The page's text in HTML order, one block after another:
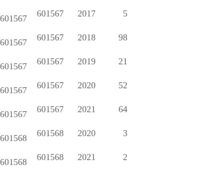
601567 601567 2017 5
601567 601567 2018 98
601567 601567 2019 21
601567 601567 2020 52
601567 601567 2021 64
601568 601568 2020 3
601568 601568 2021 2